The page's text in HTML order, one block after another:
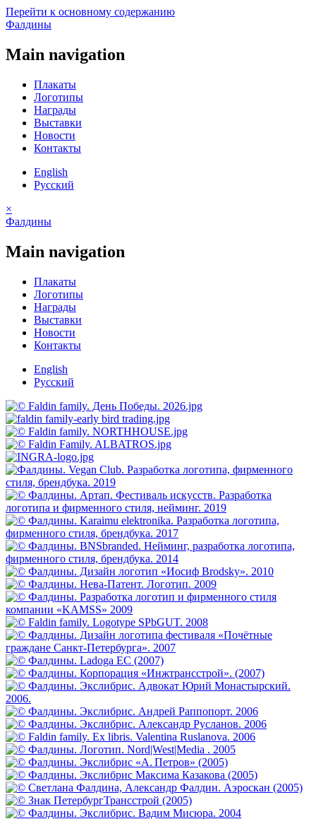
Перейти к основному содержанию
Фалдины
Main navigation
Плакаты
Логотипы
Награды
Выставки
Новости
Контакты
English
Русский
×
Фалдины
Main navigation
Плакаты
Логотипы
Награды
Выставки
Новости
Контакты
English
Русский